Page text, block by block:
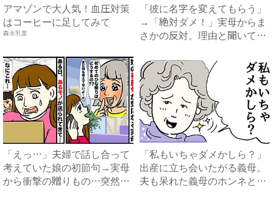
アマゾンで大人気！血圧対策
はコーヒーに足してみて
森永乳業
「彼に名字を変えてもらう」
→「絶対ダメ！」実母からま
さかの反対。理由と聞いてみ
「えっ…」夫婦で話し合って
考えていた娘の初節句→実母
から衝撃の贈りもの…突然届
「私もいちゃダメかしら？」
出産に立ち会いたがる義母。
夫も呆れた義母のホンネと